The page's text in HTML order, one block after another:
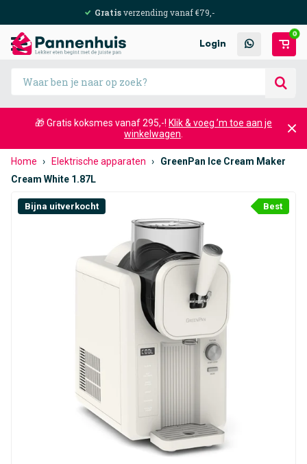
Gratisverzending vanaf €79,-
Login
0
🎁 Gratis koksmes vanaf 295,-! Klik & voeg ’m toe aan je
winkelwagen
Home › Elektrische apparaten ›
GreenPan Ice Cream Maker
Cream White 1.87L
Bijna uitverkocht Best